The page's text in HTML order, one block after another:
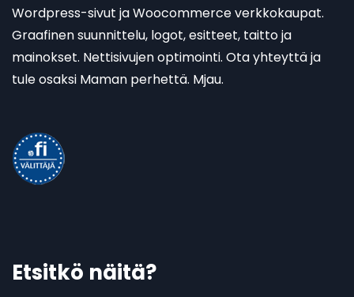
Wordpress-sivut ja Woocommerce verkkokaupat.
Graafinen suunnittelu, logot, esitteet, taitto ja
mainokset. Nettisivujen optimointi. Ota yhteyttä ja
tule osaksi Maman perhettä. Mjau.
Etsitkö näitä?